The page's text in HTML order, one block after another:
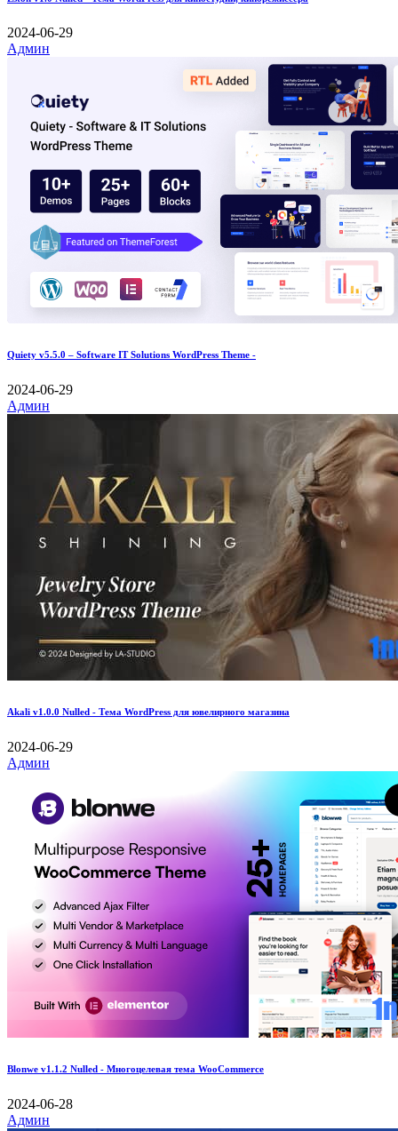
2024-06-29
Админ
Quiety v5.5.0 – Software IT Solutions WordPress Theme -
2024-06-29
Админ
Akali v1.0.0 Nulled - Тема WordPress для ювелирного магазина
2024-06-29
Админ
Blonwe v1.1.2 Nulled - Многоцелевая тема WooCommerce
2024-06-28
Админ